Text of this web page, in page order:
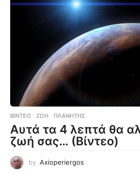
ΒΊΝΤΕΟ ΖΩΉ ,ΠΛΑΝΉΤΗΣ
Αυτά τα 4 λεπτά θα
ζωή σας… (Βίντεο)
by Axioperiergos